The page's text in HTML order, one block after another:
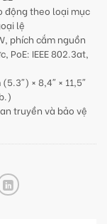
động theo loại mục
lệ
phích cắm nguồn
PoE: IEEE 802.3at,
× 8,4″ × 11,5″
truyền và bảo vệ